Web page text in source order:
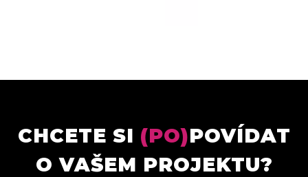
CHCETE SI (PO)POVÍDAT
O VAŠEM PROJEKTU?